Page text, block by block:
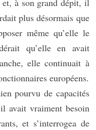
à son grand dépit, il
plus désormais que
même qu’elle le
qu’elle en avait
elle continuait à
européens.
pourvu de capacités
avait vraiment besoin
et s’interrogea de